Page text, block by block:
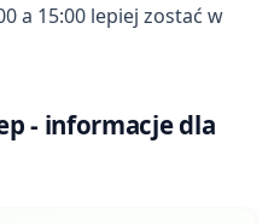
a 15:00 lepiej zostać w
- informacje dla